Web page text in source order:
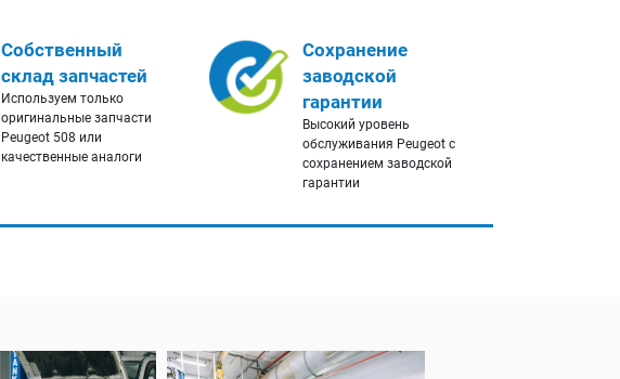
Собственный
склад запчастей
Используем только
оригинальные запчасти
Peugeot 508 или
качественные аналоги
Сохранение
заводской
гарантии
Высокий уровень
обслуживания Peugeot с
сохранением заводской
гарантии